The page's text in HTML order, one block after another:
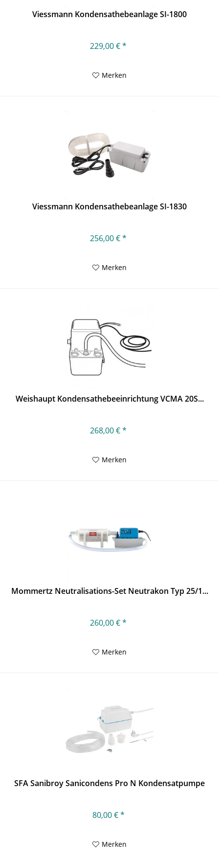
Viessmann Kondensathebeanlage SI-1800
229,00 € *
Merken
Viessmann Kondensathebeanlage SI-1830
256,00 € *
Merken
Weishaupt Kondensathebeeinrichtung VCMA 20S...
268,00 € *
Merken
Mommertz Neutralisations-Set Neutrakon Typ 25/1...
260,00 € *
Merken
SFA Sanibroy Sanicondens Pro N Kondensatpumpe
80,00 € *
Merken